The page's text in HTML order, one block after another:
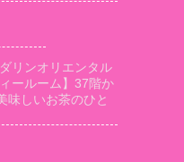
リンオリエンタル
ールーム】37階か
味しいお茶のひと